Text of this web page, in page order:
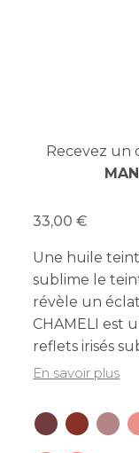
Recevez un
33,00
Une huile
sublime le
révèle un
CHAMELI est
reflets irisés
En savoir plus